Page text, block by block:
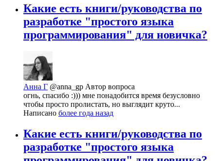
Какие есть книги/руководства по
разработке "простого языка
программирования" для новичка?
Анна Г @anna_gp Автор вопроса
огнь, спасибо :))) мне понадобится время безусловно
чтобы просто пролистать, но выглядит круто...
Написано более года назад
Какие есть книги/руководства по
разработке "простого языка